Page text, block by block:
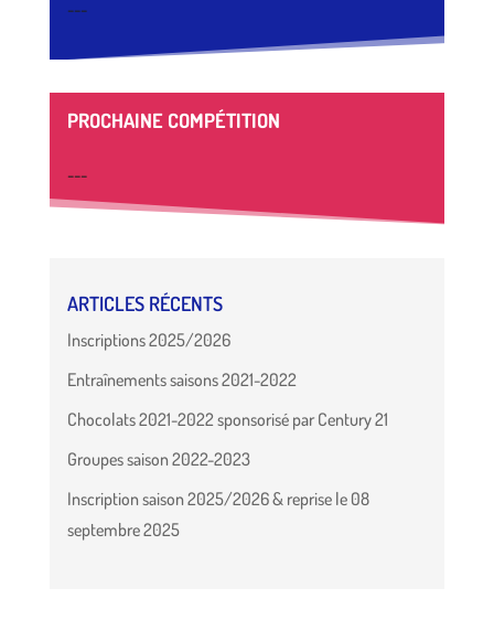
---
PROCHAINE COMPÉTITION
---
ARTICLES RÉCENTS
Inscriptions 2025/2026
Entraînements saisons 2021-2022
Chocolats 2021-2022 sponsorisé par Century 21
Groupes saison 2022-2023
Inscription saison 2025/2026 & reprise le 08
septembre 2025